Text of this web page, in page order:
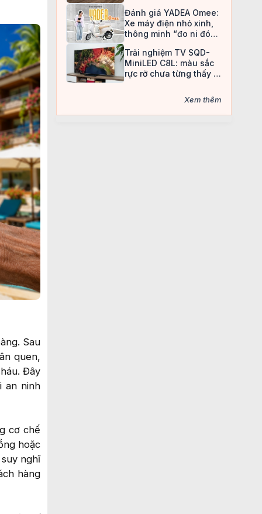
Sau
quen,
Đây
an ninh
cơ chế
hoặc
nghĩ
hàng
Đánh giá YADEA Omee:
Xe máy điện nhỏ xinh,
thông minh “đo ni đóng
Trải nghiệm TV SQD-
MiniLED C8L: màu sắc
rực rỡ chưa từng thấy ở
Xem thêm